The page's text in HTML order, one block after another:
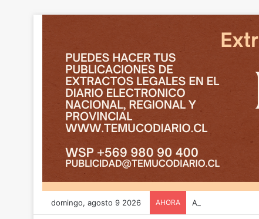
domingo, agosto 9 2026 AHORA